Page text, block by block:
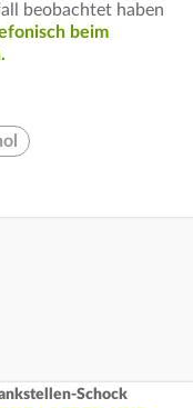
beobachtet haben
beim
Schock